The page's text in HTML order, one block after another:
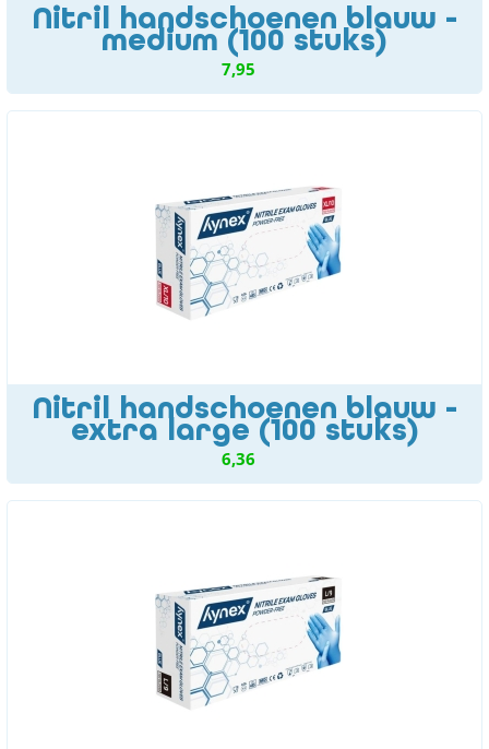
Nitril handschoenen blauw -
medium (100 stuks)
7,95
Nitril handschoenen blauw -
extra large (100 stuks)
6,36